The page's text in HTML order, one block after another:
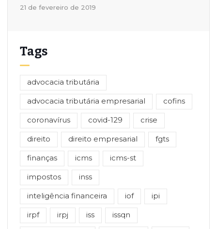
21 de fevereiro de 2019
Tags
advocacia tributária
advocacia tributária empresarial cofins
coronavírus covid-129 crise
direito direito empresarial fgts
finanças icms icms-st
impostos inss
inteligência financeira iof ipi
irpf irpj iss issqn